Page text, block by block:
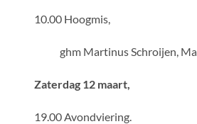
10.00 Hoogmis,
ghm Martinus Schroijen,
Zaterdag 12 maart,
19.00 Avondviering.